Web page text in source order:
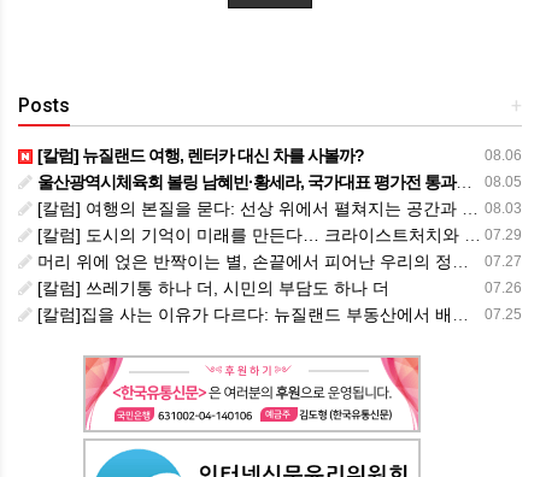
+
Posts
08.06
[칼럼] 뉴질랜드 여행, 렌터카 대신 차를 사볼까?
08.05
울산광역시체육회 볼링 남혜빈·황세라, 국가대표 평가전 통과… ‘아시아선수권 출전’
08.03
[칼럼] 여행의 본질을 묻다: 선상 위에서 펼쳐지는 공간과 사람, 그리고 미식의 미학
07.29
[칼럼] 도시의 기억이 미래를 만든다… 크라이스트처치와 한국 도시가 주는 교훈
07.27
머리 위에 얹은 반짝이는 별, 손끝에서 피어난 우리의 정체성
07.26
[칼럼] 쓰레기통 하나 더, 시민의 부담도 하나 더
07.25
[칼럼]집을 사는 이유가 다르다: 뉴질랜드 부동산에서 배운 다섯 가지 교훈